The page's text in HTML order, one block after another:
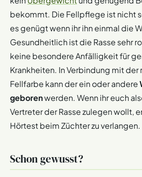
bekommt. Die Fellpflege ist nicht
es genügt wenn ihr ihn einmal die
Gesundheitlich ist die Rasse sehr
keine besondere Anfälligkeit für
Krankheiten. In Verbindung mit der
Fellfarbe kann der ein oder andere
geborenwerden. Wenn ihr euch
Vertreter der Rasse zulegen wollt,
Hörtest beim Züchter zu verlangen.
Schon gewusst?